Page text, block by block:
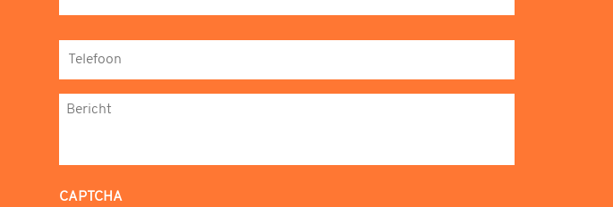
Telefoon *
Bericht
CAPTCHA